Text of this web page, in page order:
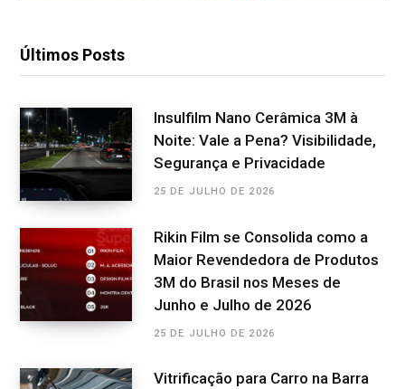
Últimos Posts
Insulfilm Nano Cerâmica 3M à
Noite: Vale a Pena? Visibilidade,
Segurança e Privacidade
25 DE JULHO DE 2026
Rikin Film se Consolida como a
Maior Revendedora de Produtos
3M do Brasil nos Meses de
Junho e Julho de 2026
25 DE JULHO DE 2026
Vitrificação para Carro na Barra